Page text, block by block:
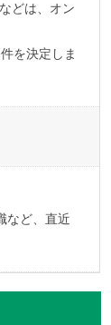
どは、オン
を決定しま
など、直近